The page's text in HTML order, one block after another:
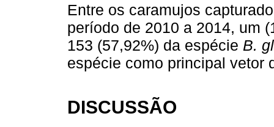
Entre os caramujos
período de 2010 a 2014, um
153 (57,92%) da espécie B.
espécie como principal vetor
DISCUSSÃO